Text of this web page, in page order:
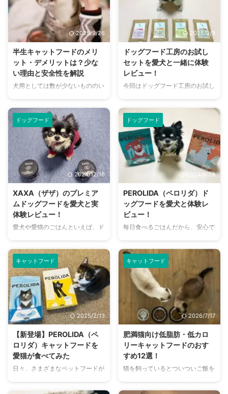
ドッグフードです。 市販のドッ
グフードでは多く見られる人工添
加物は使わず、消化の負担にもな
りづらいグレインフリー仕様。
好みの味も違うと思いますので、
HEKAのドッグフード3種類をご
紹介します。 この記事の結論
HEKAのグレインフリードッグフ
ードは、人工添加物や穀物類を使
料、添加物、安全性、コスト ...
にとって逆に選びづらい環境にも
なっています。 そこで今回は、
nademo編集部が本当に良いと思
える、安全なキャットフードを厳
選しました。 良質であること、
猫にとって最適であることなどを
基準に、キャットフード選びの参
考になるようご紹介していきま
す。 この記事の結論 良質な原材
な添加物が入っていないこと ...
2025/9/26
半生キャットフードのメリ
ット・デメリットは？少な
い理由と安全性を解説
犬用としては数が少ないもののい
ドですが、猫用の半生フードは多
くありません。 キャットフード
といえば、いわゆる「カリカリ」
のイメージや、ご褒美に与えるス
ープタイプ・ウェットタイプのフ
ードのイメージが強いのではない
でしょうか。 猫の半生フードは
まだまだ珍しく「初めて聞い
た！」という人もいるでしょう
が、犬用があるのに猫用がほとん
どない理由とはなんでしょう。
今回は、猫の半生フードについて
解説します。ぜひ最後まで読んで
半生フードとは、ドライフードと
ウェ ...
2025/9/9
ドッグフード工房のお試し
セットを愛犬と一緒に体験
レビュー！
今回はドッグフード工房のお試し
べての栄養は食材から」をモット
ーに作られた、愛犬にやさしいご
はんです。 ドッグフード工房の
特徴をお伝えするとともに、実体
験レビューとお得な購入情報もご
紹介します。 ドッグフード工房
とは ドッグフード工房は、天然
の原材料のみでごはんを作ること
らに製造方法もとことん追求し、
安心で美味しいごはんを提供して
くれます。 おやつやサプリメン
トも展開していますが、今回はド
畑・鹿肉」についてお伝えします
...
ドッグフード
2024/12/16
XAXA（ザザ）のプレミア
ムドッグフードを愛犬と実
体験レビュー！
愛犬や愛猫のごはんといえば、ド
い浮かべる人が多いのではないで
しょうか？ 今回はドライでもウ
ェットでもない、XAXA（ザザ）
のプレミアムペットフードをご紹
介します。 生食文化のある日本
の美味しいごはんを、ペットにも
食べてほしいという思いから誕生
したごはんです。 どんなフード
ーします。 XAXA（ザザ）ドッグ
フードとは 出典：
https://www.xaxa.co.jp/xaxasho
p XAXAドッグフードはクラウド
20 ...
ドッグフード
2024/8/29
PEROLIDA（ペロリダ）ド
ッグフードを愛犬と体験レ
ビュー！
毎日食べるごはんだから、安心で
を食べさせたい。そんな方におす
すめしたいのが、PEROLIDA（ペ
ロリダ）のドッグフードです。
2024年1月に誕生した新しいドッ
グフードで、通販限定で販売して
います。 今回は、そんな
PEROLIDAのドッグフードを注文
して愛犬に食べてもらいました。
レビューをお伝えするとともに、
特徴やお得な購入情報もご紹介し
ます。 この記事の結論
PEROLIDAのペットフードは、獣
のもと誕生 ...
キャットフード
2025/2/13
【新登場】PEROLIDA（ペ
ロリダ）キャットフードを
愛猫が食べてみた
日々、さまざまなペットフードが
猫にとってどんな食事が最適か、
キャットフード
2026/7/17
肥満猫向け低脂肪・低カロ
リーキャットフードのおす
すめ12選！
猫を飼っているとついついご飯を
頻繁に与えてしまったりしますよ